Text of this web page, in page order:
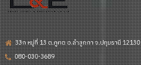
33ก หมู่ที่ 13 ต.คูคต อ.ลำลูกกา จ.ปทุมธานี 12130
080-030-3689